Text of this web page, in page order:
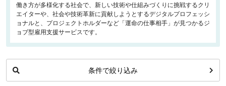
働き方が多様化する社会で、新しい技術や仕組みづくりに挑戦するクリ
エイターや、社会や技術革新に貢献しようとするデジタルプロフェッシ
ョナルと、プロジェクトホルダーなど「運命の仕事相手」が見つかるジ
ョブ型雇用支援サービスです。
条件で絞り込み
インフラエンジニア
iOS/Androidアプリエンジニア
データサイエンティスト
リモートのみ